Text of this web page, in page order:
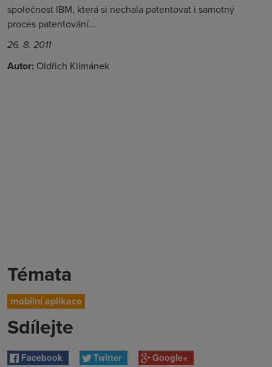
společnost IBM, která si nechala patentovat i samotný
proces patentování...
26. 8. 2011
Autor: Oldřich Klimánek
Témata
mobilní aplikace
Sdílejte
Facebook Twitter Google+